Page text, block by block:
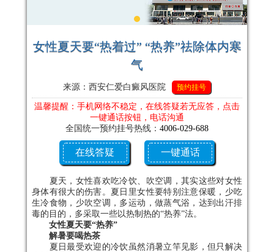
女性夏天要“热着过” “热养”祛除体内寒
气
来源：西安仁爱白癜风医院 预约挂号
温馨提醒：手机网络不稳定，在线答疑若无应答，点击
一键通话按钮，电话沟通
全国统一预约挂号热线： 4006-029-688
在线答疑 一键通话
夏天，女性喜欢吃冷饮、吹空调，其实这些对女性
身体有很大的伤害。夏日里女性要特别注意保暖，少吃
生冷食物，少吹空调，多运动，做蒸气浴，达到出汗排
毒的目的，多采取一些以热制热的“热养”法。
女性夏天要“热养”
解暑要喝热茶
夏日最受欢迎的冷饮虽然消暑立竿见影，但只解决